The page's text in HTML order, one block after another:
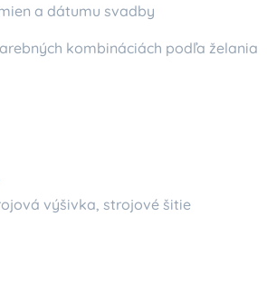
a dátumu svadby
kombináciách podľa želania
výšivka, strojové šitie